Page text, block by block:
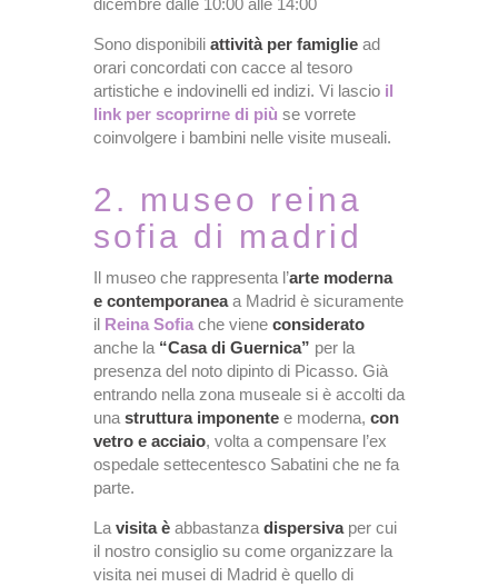
Sono disponibili attività per famiglie ad
orari concordati con cacce al tesoro
artistiche e indovinelli ed indizi. Vi lascio il
link per scoprirne di più se vorrete
coinvolgere i bambini nelle visite museali.
2. museo reina
sofia di madrid
Il museo che rappresenta l’arte moderna
e contemporaneaa Madrid è sicuramente
il Reina Sofia che viene considerato
anche la “Casa di Guernica” per la
presenza del noto dipinto di Picasso. Già
entrando nella zona museale si è accolti da
una struttura imponente e moderna, con
vetro e acciaio, volta a compensare l’ex
ospedale settecentesco Sabatini che ne fa
parte.
La visita è abbastanza dispersiva per cui
il nostro consiglio su come organizzare la
visita nei musei di Madrid è quello di